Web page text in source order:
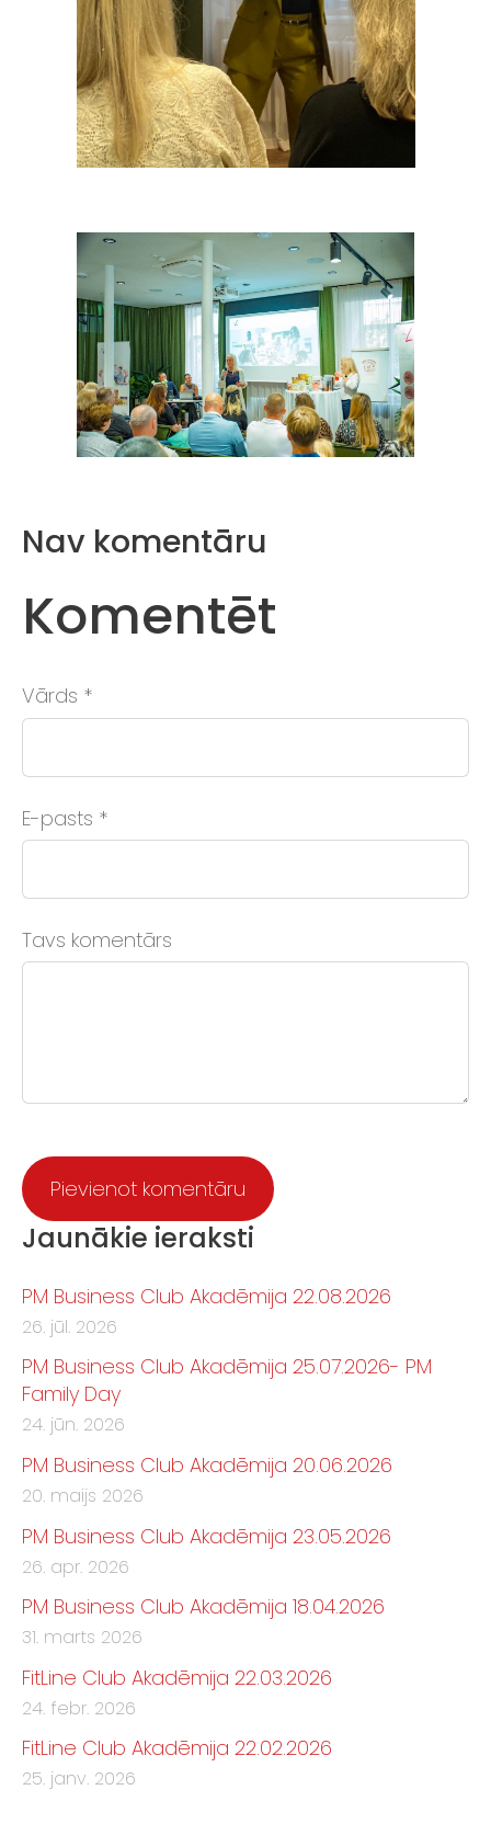
Jaunākie ieraksti
PM Business Club Akadēmija 22.08.2026
26. jūl. 2026
PM Business Club Akadēmija 25.07.2026- PM
Family Day
24. jūn. 2026
PM Business Club Akadēmija 20.06.2026
20. maijs 2026
PM Business Club Akadēmija 23.05.2026
26. apr. 2026
PM Business Club Akadēmija 18.04.2026
31. marts 2026
FitLine Club Akadēmija 22.03.2026
24. febr. 2026
FitLine Club Akadēmija 22.02.2026
25. janv. 2026
Nav komentāru
Komentēt
Vārds *
E-pasts *
Tavs komentārs